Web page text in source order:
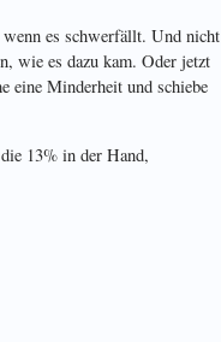
es schwerfällt. Und nicht
wie es dazu kam. Oder jetzt
eine Minderheit und schiebe
13% in der Hand,